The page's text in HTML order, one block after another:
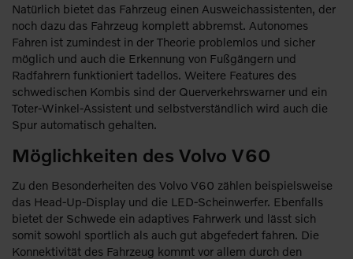
Natürlich bietet das Fahrzeug einen Ausweichassistenten, der
noch dazu das Fahrzeug komplett abbremst. Autonomes
Fahren ist zumindest in der Theorie problemlos und sicher
möglich und auch die Erkennung von Fußgängern und
Radfahrern funktioniert tadellos. Weitere Features des
schwedischen Kombis sind der Querverkehrswarner und ein
Toter-Winkel-Assistent und selbstverständlich wird auch die
Spur automatisch gehalten.
Möglichkeiten des Volvo V60
Zu den Besonderheiten des Volvo V60 zählen beispielsweise
das Head-Up-Display und die LED-Scheinwerfer. Ebenfalls
bietet der Schwede ein adaptives Fahrwerk und lässt sich
somit sowohl sportlich als auch gut abgefedert fahren. Die
Konnektivität des Fahrzeug kommt vor allem durch den